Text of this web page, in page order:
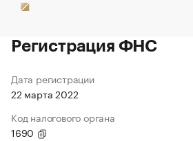
Регистрация ФНС
Дата регистрации
22 марта 2022
Код налогового органа
1690